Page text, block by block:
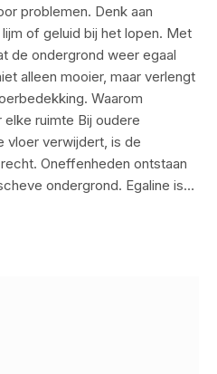
problemen. Denk aan
of geluid bij het lopen. Met
de ondergrond weer egaal
alleen mooier, maar verlengt
Waarom
ruimte Bij oudere
vloer verwijdert, is de
Oneffenheden ontstaan
ondergrond. Egaline is…